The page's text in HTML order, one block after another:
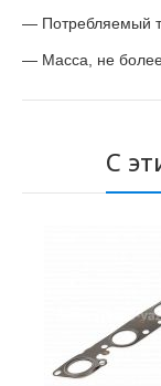
— Потребляемый
— Масса, не
С